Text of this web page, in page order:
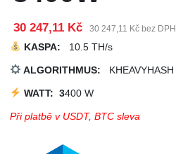
30 247,11 Kč 30 247,11 Kč bez DPH
KASPA: 10.5 TH/s
ALGORITHMUS: KHEAVYHASH
WATT: 3400 W
Při platbě v USDT, BTC sleva